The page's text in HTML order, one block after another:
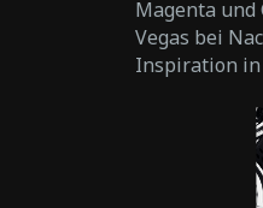
Magenta und
Vegas bei
Inspiration in